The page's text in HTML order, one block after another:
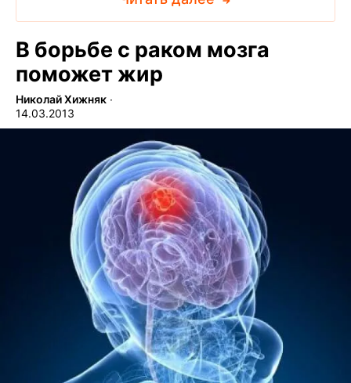
В борьбе с раком мозга
поможет жир
Николай Хижняк ∙
14.03.2013